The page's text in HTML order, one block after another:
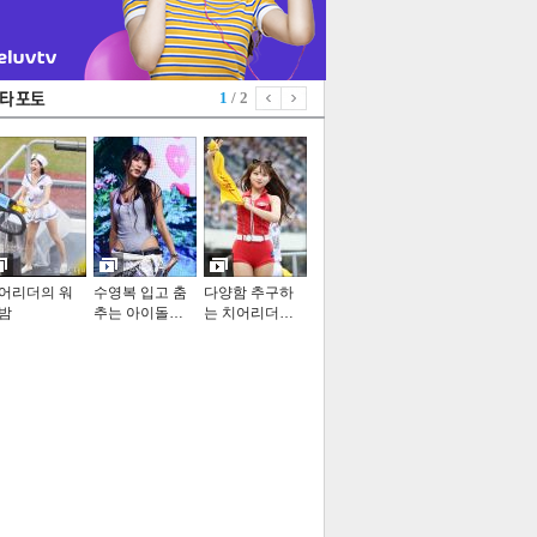
1 / 2
리더의 워
수영복 입고 춤
추는 아이돌…
다양함 추구하
는 치어리더…